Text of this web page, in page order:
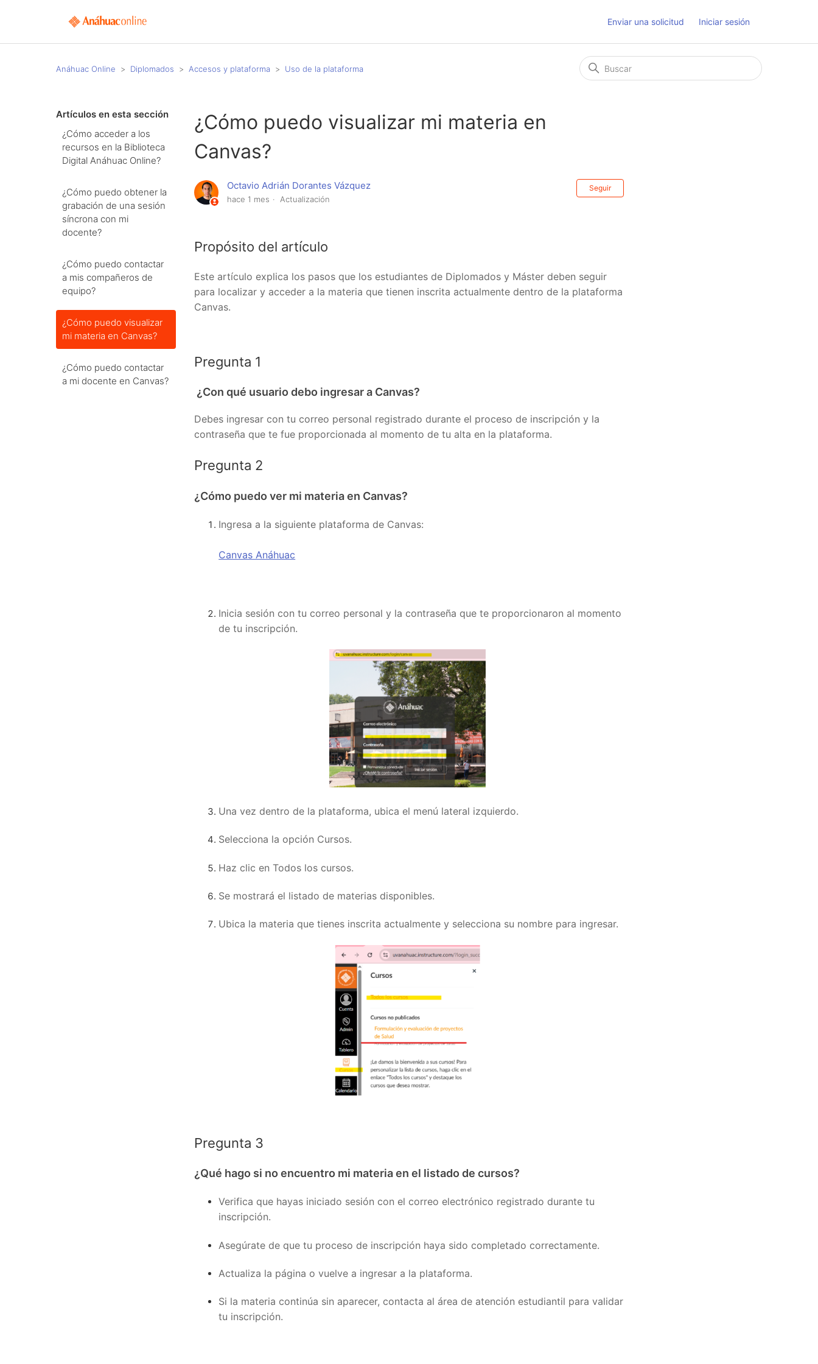
Enviar una solicitud Iniciar sesión
Anáhuac Online Diplomados Accesos y plataforma Uso de la plataforma
Artículos en esta sección
¿Cómo acceder a los
recursos en la Biblioteca
Digital Anáhuac Online?
¿Cómo puedo obtener la
grabación de una sesión
síncrona con mi
docente?
¿Cómo puedo contactar
a mis compañeros de
equipo?
¿Cómo puedo visualizar
mi materia en Canvas?
¿Cómo puedo contactar
a mi docente en Canvas?
¿Cómo puedo visualizar mi materia en
Canvas?
Octavio Adrián Dorantes Vázquez
hace 1 mes Actualización
Seguir
Propósito del artículo
Este artículo explica los pasos que los estudiantes de Diplomados y Máster deben seguir
para localizar y acceder a la materia que tienen inscrita actualmente dentro de la plataforma
Canvas.
Pregunta 1
¿Con qué usuario debo ingresar a Canvas?
Debes ingresar con tu correo personal registrado durante el proceso de inscripción y la
contraseña que te fue proporcionada al momento de tu alta en la plataforma.
Pregunta 2
¿Cómo puedo ver mi materia en Canvas?
Ingresa a la siguiente plataforma de Canvas:
Canvas Anáhuac
Inicia sesión con tu correo personal y la contraseña que te proporcionaron al momento
de tu inscripción.
Una vez dentro de la plataforma, ubica el menú lateral izquierdo.
Selecciona la opción Cursos.
Haz clic en Todos los cursos.
Se mostrará el listado de materias disponibles.
Ubica la materia que tienes inscrita actualmente y selecciona su nombre para ingresar.
Pregunta 3
¿Qué hago si no encuentro mi materia en el listado de cursos?
Verifica que hayas iniciado sesión con el correo electrónico registrado durante tu
inscripción.
Asegúrate de que tu proceso de inscripción haya sido completado correctamente.
Actualiza la página o vuelve a ingresar a la plataforma.
Si la materia continúa sin aparecer, contacta al área de atención estudiantil para validar
tu inscripción.